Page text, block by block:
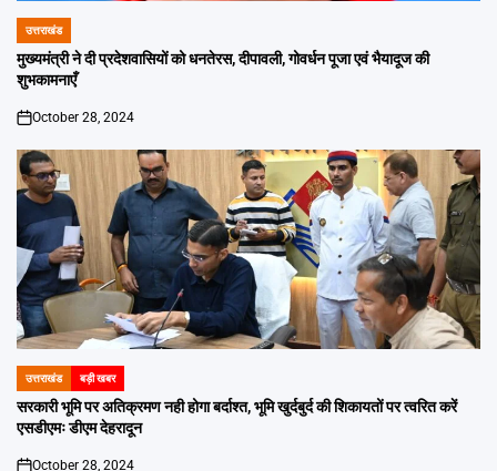
POSTED
IN
उत्तराखंड
मुख्यमंत्री ने दी प्रदेशवासियों को धनतेरस, दीपावली, गोवर्धन पूजा एवं भैयादूज की
शुभकामनाएँ
on
October 28, 2024
POSTED
IN
उत्तराखंड बड़ी खबर
सरकारी भूमि पर अतिक्रमण नही होगा बर्दाश्त, भूमि खुर्दबुर्द की शिकायतों पर त्वरित करें
एसडीएमः डीएम देहरादून
October 28, 2024